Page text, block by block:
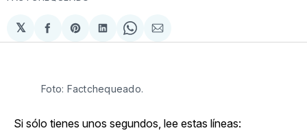
𝕏
Compartir
en
Share
on
Compartir
en
Share
on
Compartir
via
Foto: Factchequeado.
Si sólo tienes unos segundos, lee estas líneas: